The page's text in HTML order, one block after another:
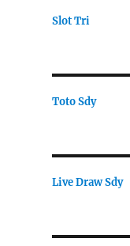
Slot Tri
Toto Sdy
Live Draw Sdy